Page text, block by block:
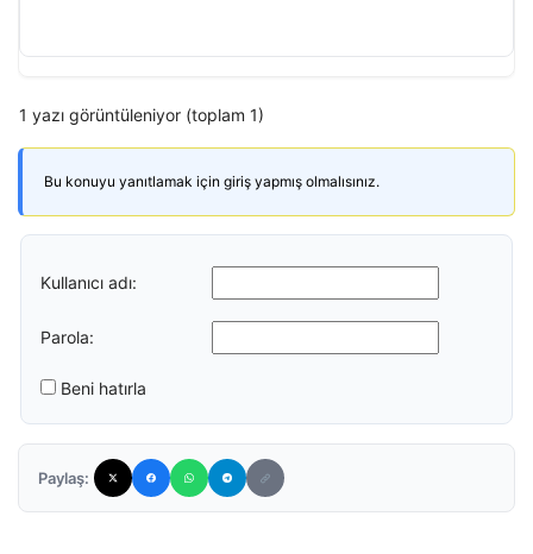
1 yazı görüntüleniyor (toplam 1)
Bu konuyu yanıtlamak için giriş yapmış olmalısınız.
Kullanıcı adı:
Parola:
Beni hatırla
Paylaş: